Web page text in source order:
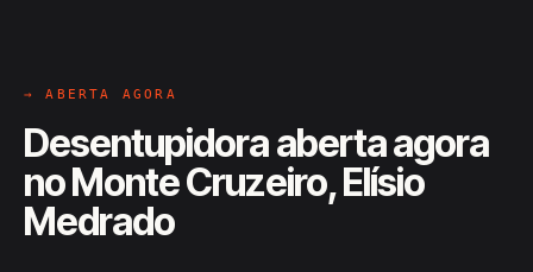
→ ABERTA AGORA
Desentupidora aberta agora
no Monte Cruzeiro, Elísio
Medrado